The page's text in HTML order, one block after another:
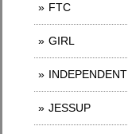
FTC
GIRL
INDEPENDENT
JESSUP